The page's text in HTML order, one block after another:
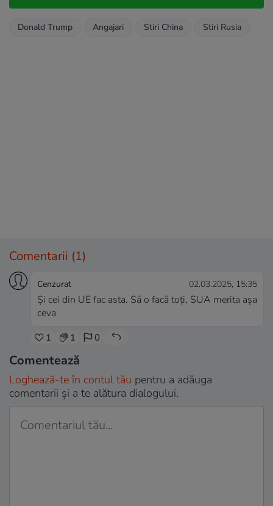
Donald Trump Angajari Stiri China Stiri Rusia
Comentarii (1)
Cenzurat 02.03.2025, 15:35
Și cei din UE fac asta. Să o facă toți, SUA merita așa
ceva
1 1 0
Comentează
Loghează-te în contul tău pentru a adăuga
comentarii și a te alătura dialogului.